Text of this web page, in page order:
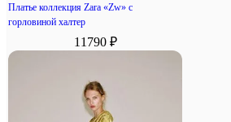
Платье коллекция Zara «Zw» с
горловиной халтер
11790 ₽